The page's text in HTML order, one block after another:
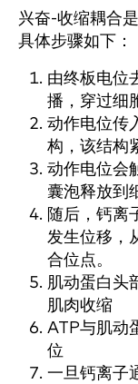
兴奋-收缩耦合
具体步骤如下：
由终板电位
播，穿过细
动作电位传
构，该结构
动作电位会
囊泡释放到
随后，钙离
发生位移，
合位点。
肌动蛋白头
肌肉收缩
ATP与肌动
位
一旦钙离子